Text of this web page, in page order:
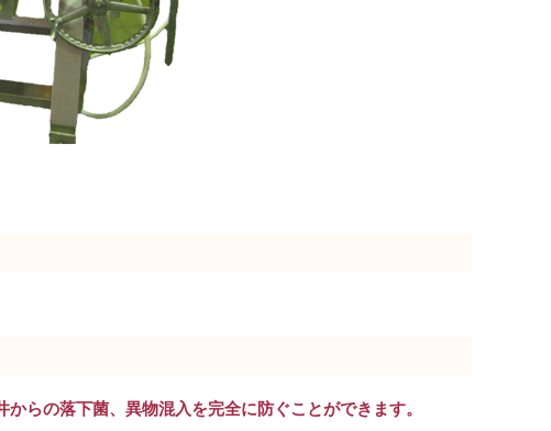
らの落下菌、異物混入を完全に防ぐことができます。